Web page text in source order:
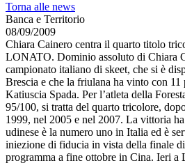
Torna alle news
Banca e Territorio
08/09/2009
Chiara Cainero centra il quarto titolo
LONATO. Dominio assoluto di Chiara
campionato italiano di skeet, che si è
Brescia e che la friulana ha vinto con 11
Katiuscia Spada. Per l’atleta della
95/100, si tratta del quarto tricolore,
1999, nel 2005 e nel 2007. La vittoria
udinese è la numero uno in Italia ed è
iniezione di fiducia in vista della finale
programma a fine ottobre in Cina. Ieri a